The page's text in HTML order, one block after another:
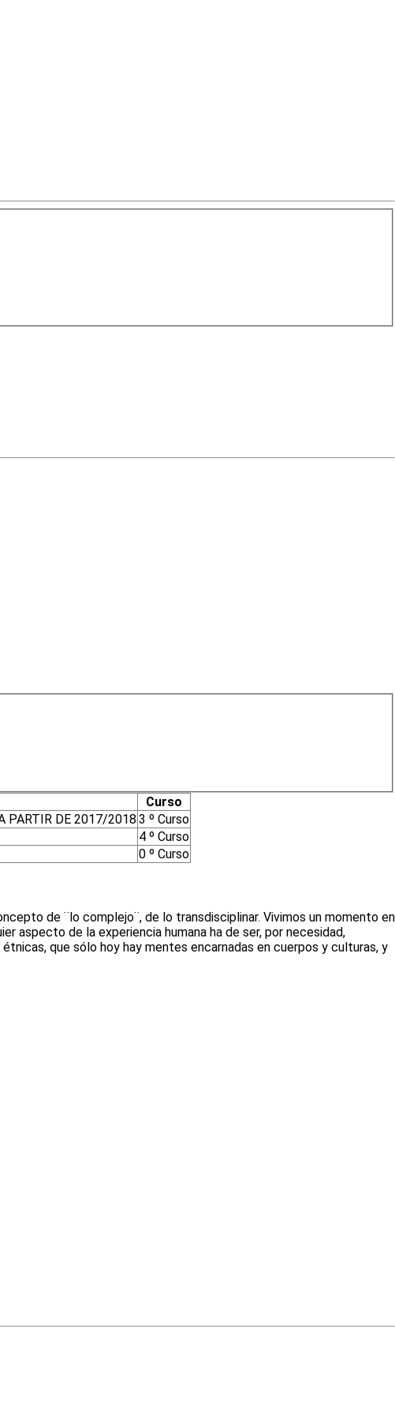
Curso
PARTIR DE 2017/20183 º Curso
4 º Curso
0 º Curso
de ¨lo complejo¨, de lo transdisciplinar. Vivimos un momento en
aspecto de la experiencia humana ha de ser, por necesidad,
que sólo hoy hay mentes encarnadas en cuerpos y culturas, y